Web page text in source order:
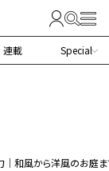
連載 Special
和風から洋風のお庭